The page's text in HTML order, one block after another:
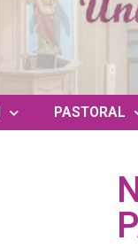
PASTORAL